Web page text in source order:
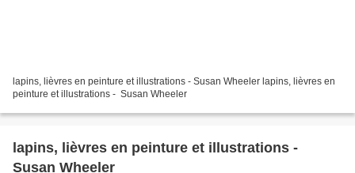
lapins, lièvres en peinture et illustrations - Susan Wheeler lapins, lièvres en
peinture et illustrations - Susan Wheeler
lapins, lièvres en peinture et illustrations -
Susan Wheeler